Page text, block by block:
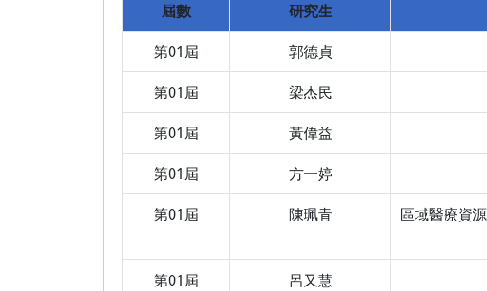
屆數 研究生
第01屆 郭德貞
第01屆 梁杰民
第01屆 黃偉益
第01屆 方一婷
第01屆 陳珮青
區域醫療資
第01屆 呂又慧